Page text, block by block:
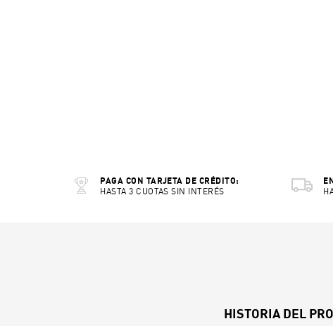
PAGA CON TARJETA DE CRÉDITO:
HASTA 3 CUOTAS SIN INTERÉS
HISTORIA DEL